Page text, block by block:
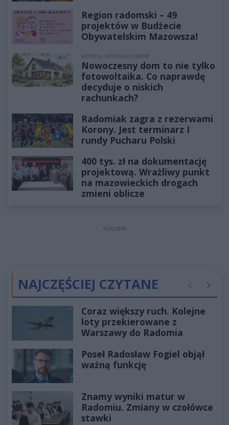
Region radomski – 49
projektów w Budżecie
Obywatelskim Mazowsza!
ARTYKUŁ SPONSOROWANY
Nowoczesny dom to nie tylko
fotowoltaika. Co naprawdę
decyduje o niskich
rachunkach?
Radomiak zagra z rezerwami
Korony. Jest terminarz I
rundy Pucharu Polski
400 tys. zł na dokumentację
projektową. Wrażliwy punkt
na mazowieckich drogach
zmieni oblicze
REKLAMA
NAJCZĘŚCIEJ CZYTANE Poprzednie
Coraz większy ruch. Kolejne
loty przekierowane z
Warszawy do Radomia
Poseł Radosław Fogiel objął
ważną funkcję
Znamy wyniki matur w
Radomiu. Zmiany w czołówce
stawki